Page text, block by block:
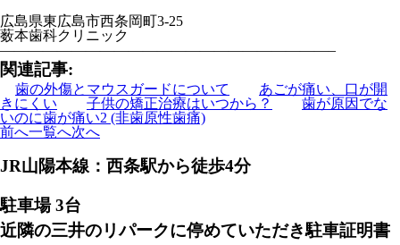
広島県東広島市西条岡町3-25
薮本歯科クリニック
———————————————————————–
関連記事:
歯の外傷とマウスガードについて
あごが痛い、口が開
きにくい
子供の矯正治療はいつから？
歯が原因でな
いのに歯が痛い2 (非歯原性歯痛)
前へ一覧へ次へ
JR山陽本線：西条駅から徒歩4分
駐車場 3台
近隣の三井のリパークに停めていただき駐車証明書